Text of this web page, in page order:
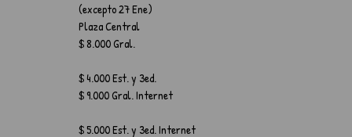
(excepto 27 Ene)
Plaza Central
$ 8.000 Gral.
$ 4.000 Est. y 3ed.
$ 9.000 Gral. Internet
$ 5.000 Est. y 3ed. Internet